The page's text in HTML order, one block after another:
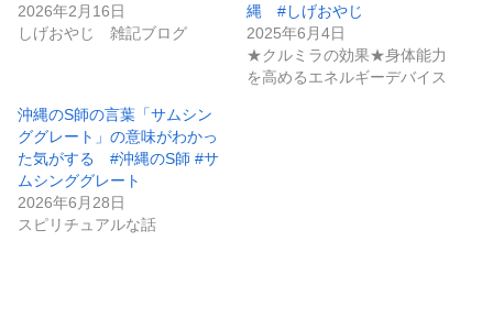
2026年2月16日
しげおやじ 雑記ブログ
縄 #しげおやじ
2025年6月4日
★クルミラの効果★身体能力
を高めるエネルギーデバイス
沖縄のS師の言葉「サムシン
ググレート」の意味がわかっ
た気がする #沖縄のS師 #サ
ムシンググレート
2026年6月28日
スピリチュアルな話